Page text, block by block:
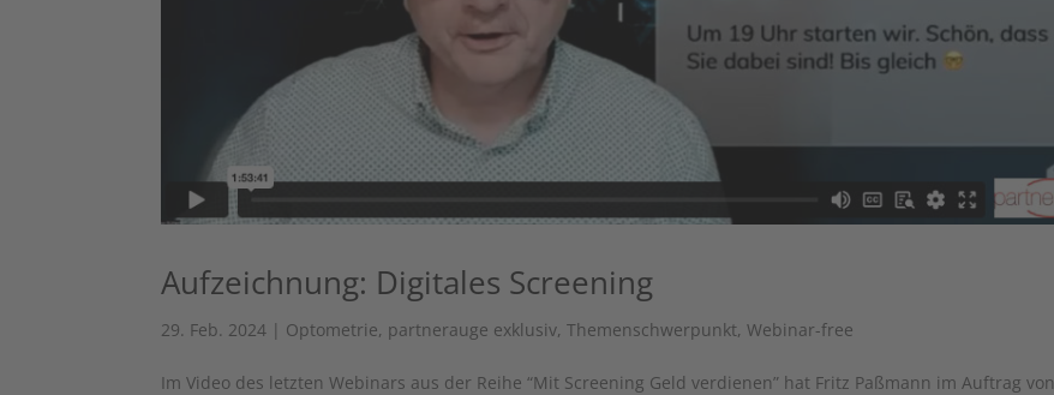
Aufzeichnung: Digitales Screening
29. Feb. 2024 | Optometrie, partnerauge exklusiv,Themenschwerpunkt,Webinar-free
Im Video des letzten Webinars aus der Reihe “Mit Screening Geld verdienen” hat Fritz Paßmann im Auftrag von